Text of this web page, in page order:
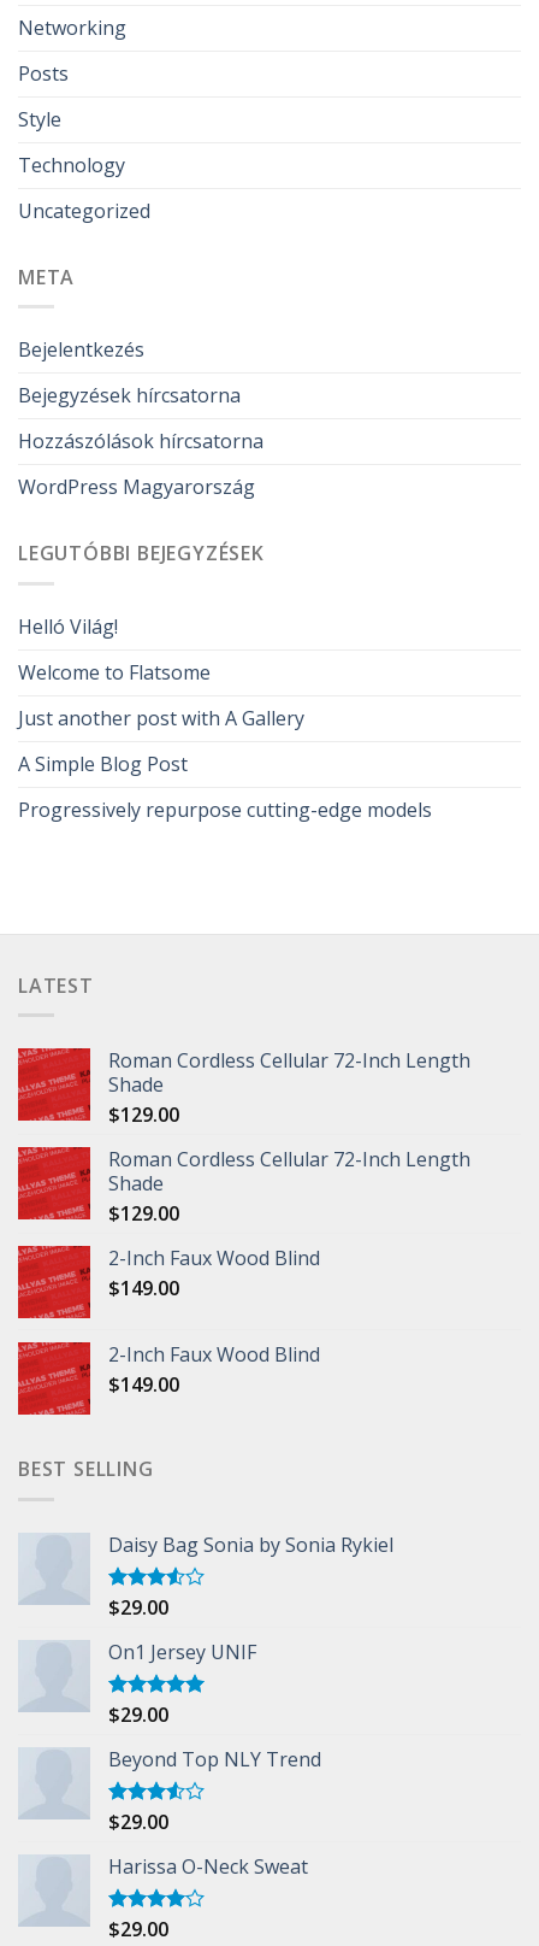
Networking
Posts
Style
Technology
Uncategorized
META
Bejelentkezés
Bejegyzések hírcsatorna
Hozzászólások hírcsatorna
WordPress Magyarország
LEGUTÓBBI BEJEGYZÉSEK
Helló Világ!
Welcome to Flatsome
Just another post with A Gallery
A Simple Blog Post
Progressively repurpose cutting-edge models
LATEST
Roman Cordless Cellular 72-Inch Length
Shade
$129.00
Roman Cordless Cellular 72-Inch Length
Shade
$129.00
2-Inch Faux Wood Blind
$149.00
2-Inch Faux Wood Blind
$149.00
BEST SELLING
Daisy Bag Sonia by Sonia Rykiel
Rated
of 5
$29.00
On1 Jersey UNIF
Rated5.00
$29.00
Beyond Top NLY Trend
Rated
of 5
$29.00
Harissa O-Neck Sweat
Rated
$29.00